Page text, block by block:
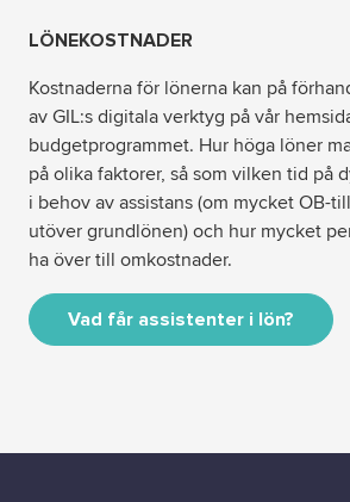
LÖNEKOSTNADER
Kostnaderna för lönerna kan på
av GIL:s digitala verktyg på vår
budgetprogrammet. Hur höga löner
på olika faktorer, så som vilken tid på
i behov av assistans (om mycket OB-
utöver grundlönen) och hur mycket
ha över till omkostnader.
Vad får assistenter i lön?